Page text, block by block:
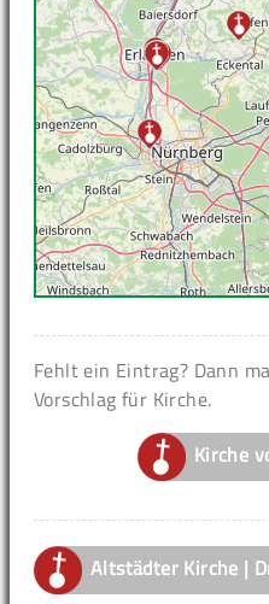
Fehlt ein Eintrag? Dann
Vorschlag für Kirche.
Kirche
Altstädter Kirche |